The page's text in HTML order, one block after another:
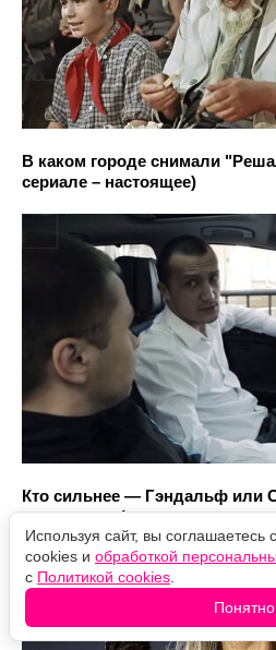
В каком городе снимали
сериале – настоящее)
Кто сильнее — Гэндальф или
одного вида)
Используя сайт, вы
cookies и обработкой
с Политикой cookies
Понятно